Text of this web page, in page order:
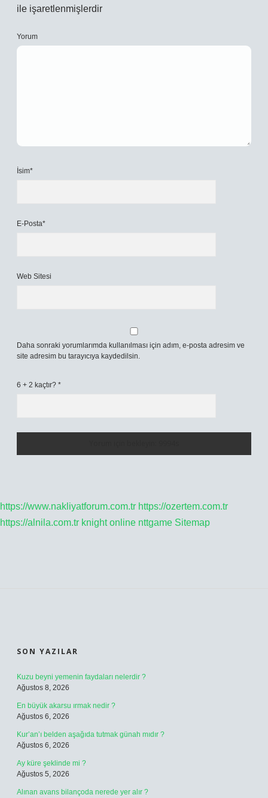
ile işaretlenmişlerdir
Yorum
İsim*
E-Posta*
Web Sitesi
Daha sonraki yorumlarımda kullanılması için adım, e-posta adresim ve
site adresim bu tarayıcıya kaydedilsin.
6 + 2 kaçtır? *
https://www.nakliyatforum.com.tr https://ozertem.com.tr
https://alnila.com.tr knight online nttgame Sitemap
SON YAZILAR
Kuzu beyni yemenin faydaları nelerdir ?
Ağustos 8, 2026
En büyük akarsu ırmak nedir ?
Ağustos 6, 2026
Kur’an’ı belden aşağıda tutmak günah mıdır ?
Ağustos 6, 2026
Ay küre şeklinde mi ?
Ağustos 5, 2026
Alınan avans bilançoda nerede yer alır ?